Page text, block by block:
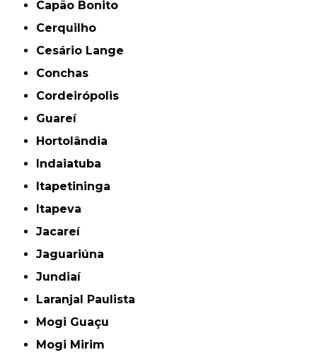
Capão Bonito
Cerquilho
Cesário Lange
Conchas
Cordeirópolis
Guareí
Hortolândia
Indaiatuba
Itapetininga
Itapeva
Jacareí
Jaguariúna
Jundiaí
Laranjal Paulista
Mogi Guaçu
Mogi Mirim